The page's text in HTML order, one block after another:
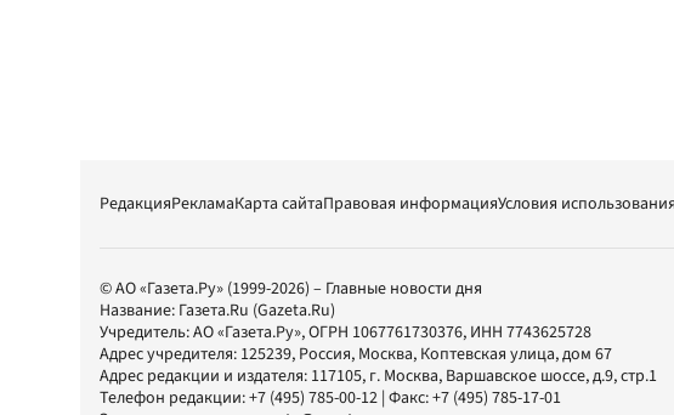
РедакцияРекламаКарта сайтаПравовая информацияУсловия использования
© АО «Газета.Ру» (1999-2026) – Главные новости дня
Название: Газета.Ru (Gazeta.Ru)
Учредитель:АО «Газета.Ру», ОГРН 1067761730376, ИНН 7743625728
Адрес учредителя: 125239, Россия, Москва, Коптевская улица, дом 67
Адрес редакции и издателя: 117105, г. Москва, Варшавское шоссе, д.9, стр.1
Телефон редакции:+7 (495) 785-00-12 | Факс:+7 (495) 785-17-01